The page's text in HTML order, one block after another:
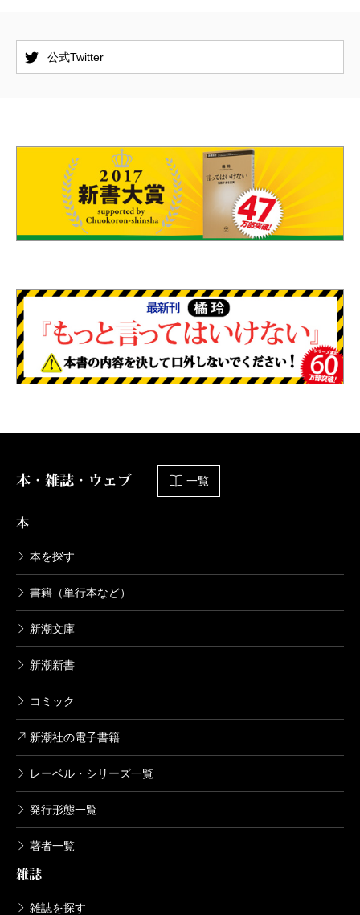
公式Twitter
本・雑誌・ウェブ 一覧
本
本を探す
書籍（単行本など）
新潮文庫
新潮新書
コミック
新潮社の電子書籍
レーベル・シリーズ一覧
発行形態一覧
著者一覧
雑誌
雑誌を探す